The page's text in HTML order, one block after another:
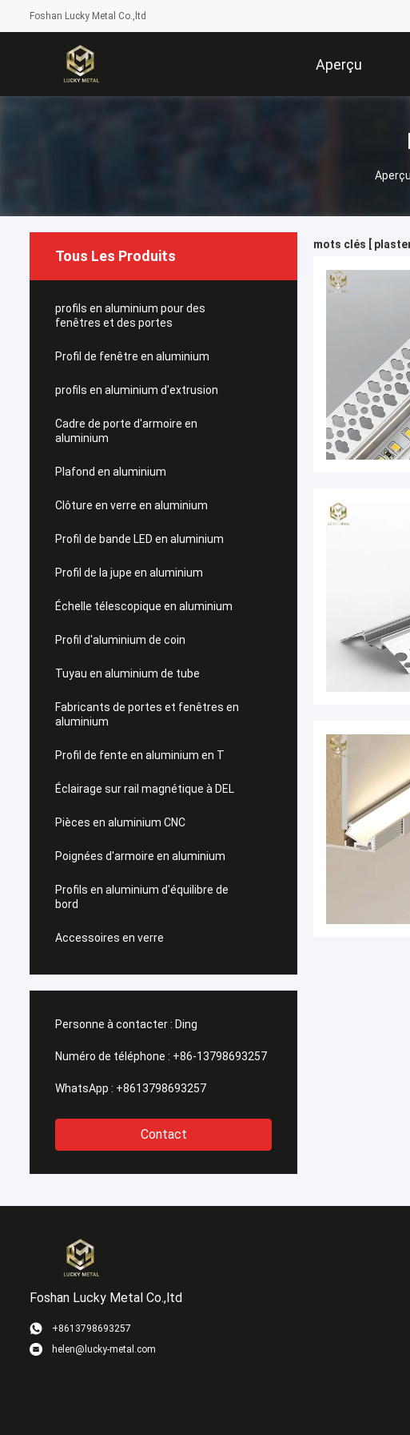
Foshan Lucky Metal Co.,ltd
Aperçu
Aperçu
Tous Les Produits
profils en aluminium pour des
fenêtres et des portes
Profil de fenêtre en aluminium
profils en aluminium d'extrusion
Cadre de porte d'armoire en
aluminium
Plafond en aluminium
Clôture en verre en aluminium
Profil de bande LED en aluminium
Profil de la jupe en aluminium
Échelle télescopique en aluminium
Profil d'aluminium de coin
Tuyau en aluminium de tube
Fabricants de portes et fenêtres en
aluminium
Profil de fente en aluminium en T
Éclairage sur rail magnétique à DEL
Pièces en aluminium CNC
Poignées d'armoire en aluminium
Profils en aluminium d'équilibre de
bord
Accessoires en verre
Personne à contacter : Ding
Numéro de téléphone : +86-13798693257
WhatsApp : +8613798693257
Contact
mots clés [
Foshan Lucky Metal Co.,ltd
+8613798693257
helen@lucky-metal.com